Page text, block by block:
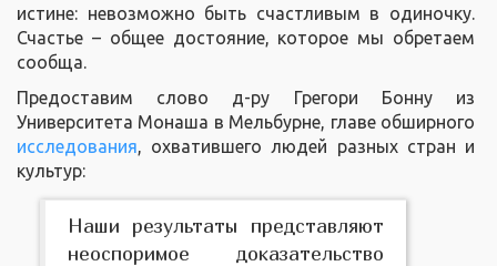
истине: невозможно быть счастливым в одиночку.
Счастье – общее достояние, которое мы обретаем
сообща.
Предоставим слово д-ру Грегори Бонну из
Университета Монаша в Мельбурне, главе обширного
исследования , охватившего людей разных стран и
культур:
Наши результаты представляют
неоспоримое доказательство